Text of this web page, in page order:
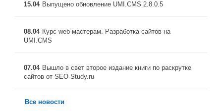
15.04 Выпущено обновление UMI.CMS 2.8.0.5
08.04 Курс web-мастерам. Разработка сайтов на
UMI.CMS
07.04 Вышло в свет второе издание книги по раскрутке
сайтов от SEO-Study.ru
Все новости